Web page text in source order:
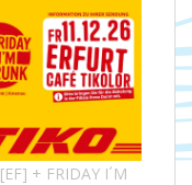
+ FRIDAY I´M